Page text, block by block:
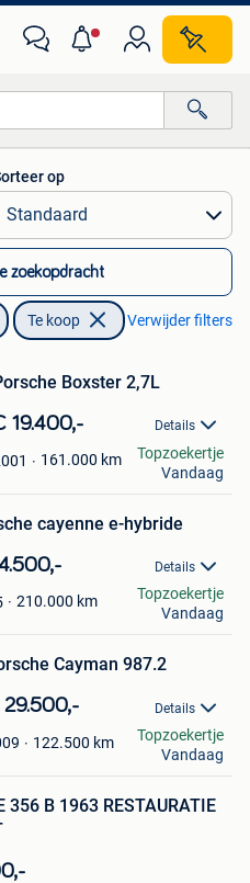
op
zoekopdracht
Te koop Verwijder filters
Boxster 2,7L
19.400,- Details
161.000 km
Topzoekertje
Vandaag
cayenne e-hybride
Details
210.000 km
Topzoekertje
Vandaag
Cayman 987.2
Details
122.500 km
Topzoekertje
Vandaag
356 B 1963 RESTAURATIE